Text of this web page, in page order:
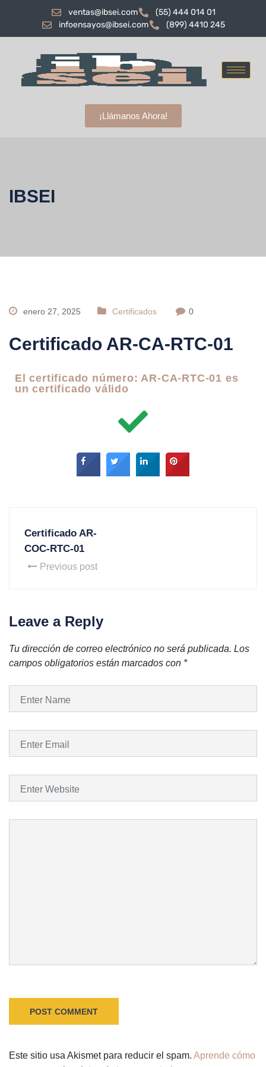
ventas@ibsei.com
(55) 444 014 01
infoensayos@ibsei.com
(899) 4410 245
¡Llámanos Ahora!
IBSEI
enero 27, 2025 Certificados 0
Certificado AR-CA-RTC-01
El certificado número: AR-CA-RTC-01 es
un certificado válido
Certificado AR-
COC-RTC-01
Previous post
Leave a Reply
Tu dirección de correo electrónico no será publicada. Los
campos obligatorios están marcados con *
Este sitio usa Akismet para reducir el spam. Aprende cómo